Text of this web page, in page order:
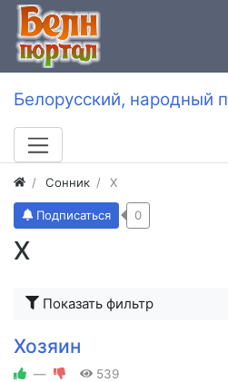
Белорусский, народный
Сонник Х
Х
Подписаться 0
Показать фильтр
Хозяин
— 539